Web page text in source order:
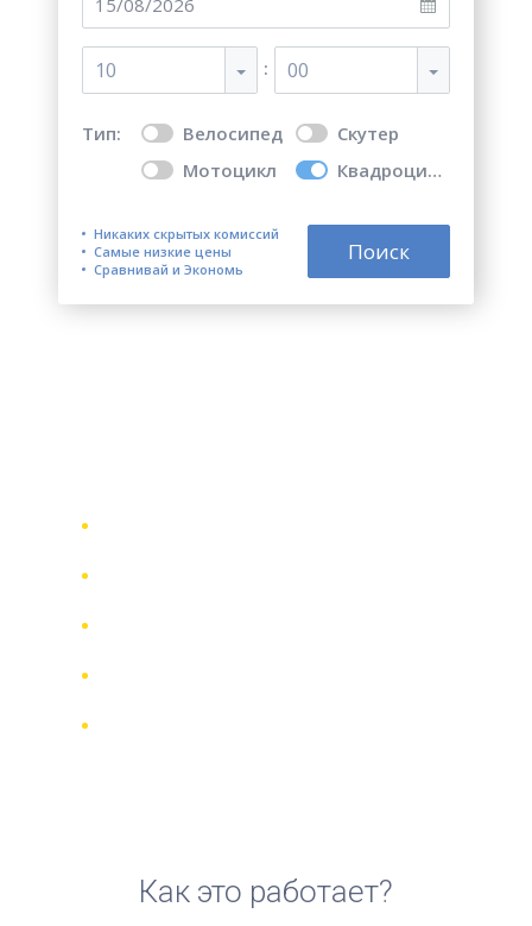
10 : 00
Тип: Велосипед
Скутер
Мотоцикл
Квадроцикл
Никаких скрытых комиссий
Самые низкие цены
Сравнивай и Экономь
Поиск
Как это работает?